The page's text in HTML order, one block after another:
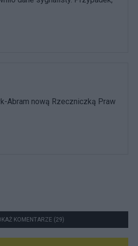
Abram nową Rzeczniczką Praw
KOMENTARZE (29)